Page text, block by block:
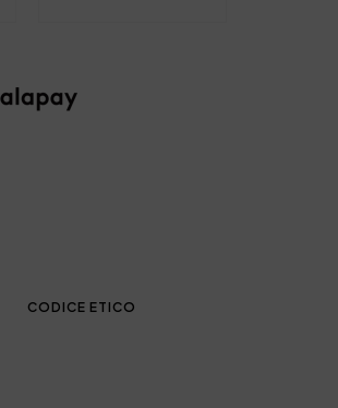
CODICE ETICO